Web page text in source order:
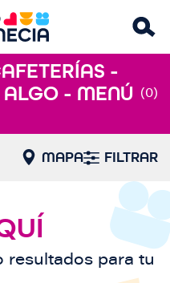
-
- MENÚ
(0)
MAPA FILTRAR
resultados para tu